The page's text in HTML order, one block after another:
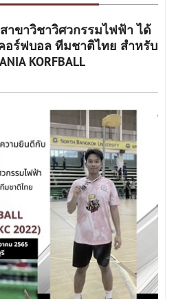
ขาวิชาวิศวกรรมไฟฟ้า ได้
อร์ฟบอล ทีมชาติไทย สำหรับ
KORFBALL